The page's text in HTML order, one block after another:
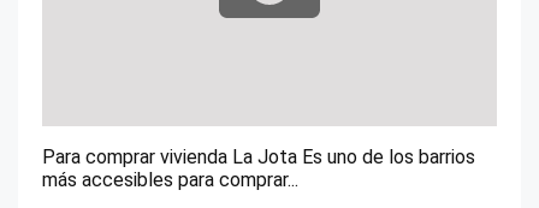
Para comprar vivienda La Jota Es uno de los barrios
más accesibles para comprar...